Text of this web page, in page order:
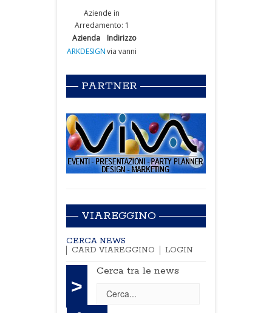
Aziende in
Arredamento: 1
Azienda
Indirizzo
ARKDESIGNvia vanni
PARTNER
VIAREGGINO
CERCA NEWS
CARD VIAREGGINO
LOGIN
>
Cerca tra le news